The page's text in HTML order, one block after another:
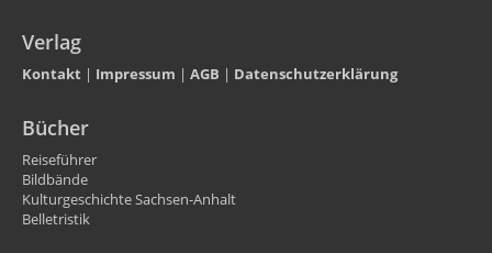
Verlag
Kontakt | Impressum | AGB | Datenschutzerklärung
Bücher
Reiseführer
Bildbände
Kulturgeschichte Sachsen-Anhalt
Belletristik